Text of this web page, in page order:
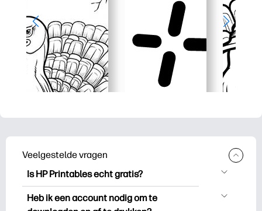
Veelgestelde vragen
Is HP Printables echt gratis?
HP Printables biedt meer dan 2.500
gratis printables om te downloaden en
Heb ik een account nodig om te